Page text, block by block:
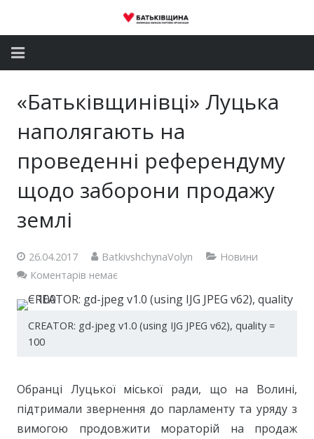
Депутатський корпус
Громадські приймальні
Контакти
«Батьківщинівці» Луцька
наполягають на
проведенні референдуму
щодо заборони продажу
землі
26.04.2017 BatkivshchynaVolyn
Новини
Коментарів немає
CREATOR: gd-jpeg v1.0 (using IJG JPEG v62), quality =
100
Обранці Луцької міської ради, що на Волині,
підтримали звернення до парламенту та уряду з
вимогою продовжити мораторій на продаж